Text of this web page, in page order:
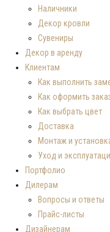
Наличники
Декор кровли
Сувениры
Декор в аренду
Клиентам
Как выполнить
Как оформить
Как выбрать цвет
Доставка
Монтаж и
Уход и
Портфолио
Дилерам
Вопросы и ответы
Прайс-листы
Дизайнерам